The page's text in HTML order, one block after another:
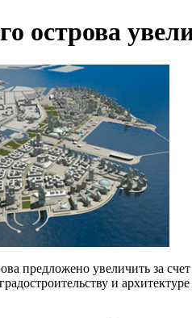
острова
предложено увеличить за
и